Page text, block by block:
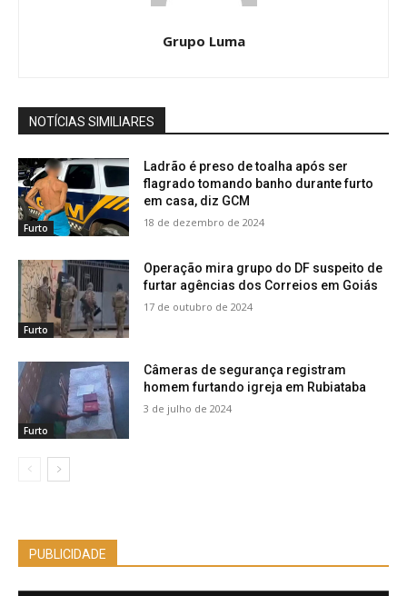
Grupo Luma
NOTÍCIAS SIMILIARES
Furto
Ladrão é preso de toalha após ser
flagrado tomando banho durante furto
em casa, diz GCM
18 de dezembro de 2024
Furto
Operação mira grupo do DF suspeito de
furtar agências dos Correios em Goiás
17 de outubro de 2024
Furto
Câmeras de segurança registram
homem furtando igreja em Rubiataba
3 de julho de 2024
PUBLICIDADE